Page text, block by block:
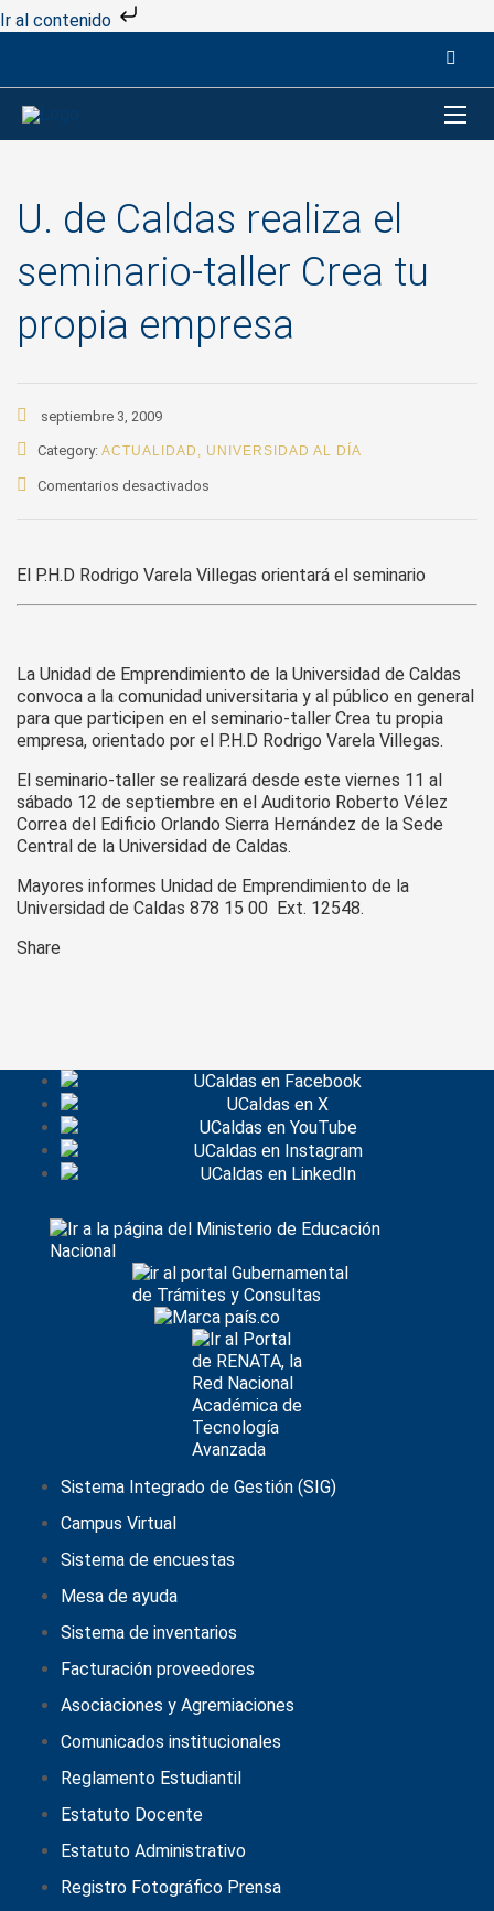
Ir al contenido
U. de Caldas realiza el
seminario-taller Crea tu
propia empresa
septiembre 3, 2009
Category: ACTUALIDAD , UNIVERSIDAD AL DÍA
Comentarios desactivados
realiza
el
Crea
tu
propia
empresa
El P.H.D Rodrigo Varela Villegas orientará el seminario
La Unidad de Emprendimiento de la Universidad de Caldas
convoca a la comunidad universitaria y al público en general
para que participen en el seminario-taller Crea tu propia
empresa, orientado por el P.H.D Rodrigo Varela Villegas.
El seminario-taller se realizará desde este viernes 11 al
sábado 12 de septiembre en el Auditorio Roberto Vélez
Correa del Edificio Orlando Sierra Hernández de la Sede
Central de la Universidad de Caldas.
Mayores informes Unidad de Emprendimiento de la
Universidad de Caldas 878 15 00 Ext. 12548.
Share
Sistema Integrado de Gestión (SIG)
Campus Virtual
Sistema de encuestas
Mesa de ayuda
Sistema de inventarios
Facturación proveedores
Asociaciones y Agremiaciones
Comunicados institucionales
Reglamento Estudiantil
Estatuto Docente
Estatuto Administrativo
Registro Fotográfico Prensa